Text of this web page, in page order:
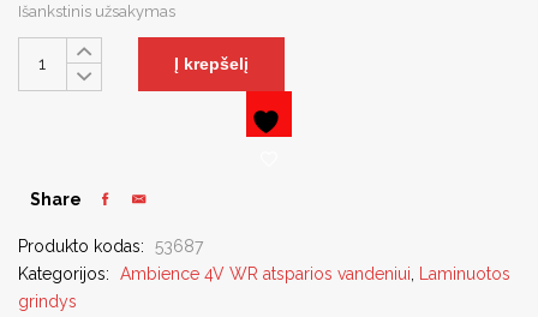
Išankstinis užsakymas
Į krepšelį
Share
Produkto kodas:
53687
Kategorijos:
Ambience 4V WR atsparios vandeniui Laminuotos
grindys